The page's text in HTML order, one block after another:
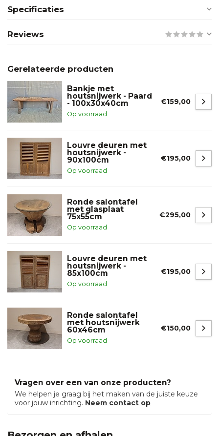
Specificaties
Reviews
Gerelateerde producten
Bankje met
houtsnijwerk - Paard
- 100x30x40cm
Op voorraad
€159,00
Louvre deuren met
houtsnijwerk -
90x100cm
Op voorraad
€195,00
Ronde salontafel
met glasplaat
75x55cm
Op voorraad
€295,00
Louvre deuren met
houtsnijwerk -
85x100cm
Op voorraad
€195,00
Ronde salontafel
met houtsnijwerk
60x46cm
Op voorraad
€150,00
Vragen over een van onze producten?
We helpen je graag bij het maken van de juiste keuze
voor jouw inrichting. Neem contact op